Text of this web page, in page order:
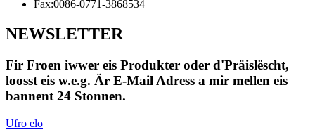
Fax:0086-0771-3868534
NEWSLETTER
Fir Froen iwwer eis Produkter oder d'Präislëscht,
loosst eis w.e.g. Är E-Mail Adress a mir mellen eis
bannent 24 Stonnen.
Ufro elo